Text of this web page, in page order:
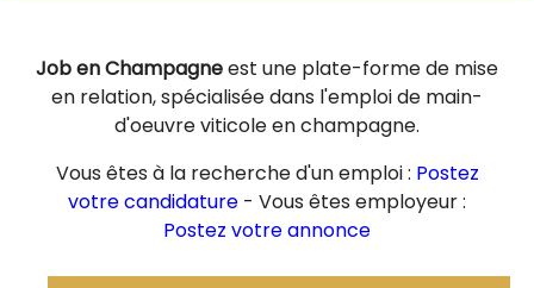
Job en Champagneest une plate-forme de mise
en relation, spécialisée dans l'emploi de main-
d'oeuvre viticole en champagne.
Vous êtes à la recherche d'un emploi : Postez
votre candidature - Vous êtes employeur :
Postez votre annonce